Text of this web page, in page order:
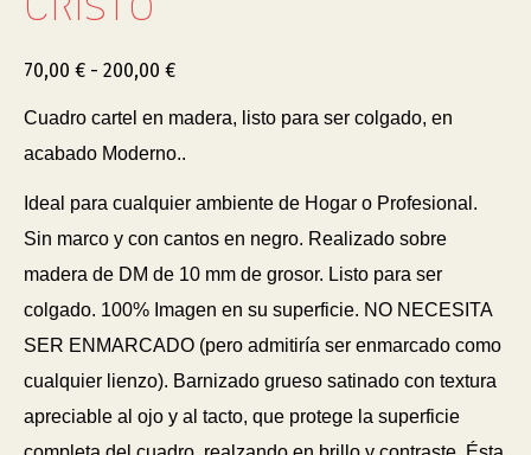
70,00 € - 200,00 €
Cuadro cartel en madera, listo para ser colgado, en
acabado Moderno..
Ideal para cualquier ambiente de Hogar o Profesional.
Sin marco y con cantos en negro. Realizado sobre
madera de DM de 10 mm de grosor. Listo para ser
colgado. 100% Imagen en su superficie. NO NECESITA
SER ENMARCADO (pero admitiría ser enmarcado como
cualquier lienzo). Barnizado grueso satinado con textura
apreciable al ojo y al tacto, que protege la superficie